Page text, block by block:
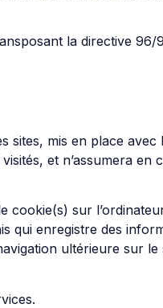
la directive 96/
mis en place avec
et n’assumera en
cookie(s) sur
qui enregistre des
ultérieure sur